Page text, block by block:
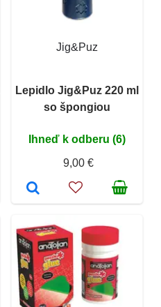
Jig&Puz
Lepidlo Jig&Puz 220 ml
so špongiou
Ihneď k odberu (6)
9,00 €